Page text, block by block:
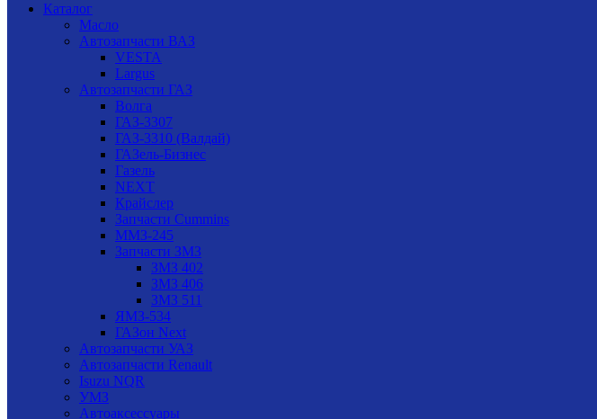
Каталог
Масло
Автозапчасти ВАЗ
VESTA
Largus
Автозапчасти ГАЗ
Волга
ГАЗ-3307
ГАЗ-3310 (Валдай)
ГАЗель-Бизнес
Газель
NEXT
Крайслер
Запчасти Cummins
ММЗ-245
Запчасти ЗМЗ
ЗМЗ 402
ЗМЗ 406
ЗМЗ 511
ЯМЗ-534
ГАЗон Next
Автозапчасти УАЗ
Автозапчасти Renault
Isuzu NQR
УМЗ
Автоаксессуары